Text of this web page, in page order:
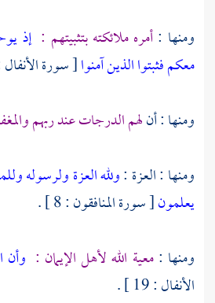
ومنها :أمره ملائكته بتثبيتهم : إذ
معكم فثبتوا الذين آمنوا[ سورة الأنفال : 12
ومنها : أنلهم الدرجات عند ربهم
ومنها : العزة :ولله العزة ولرسوله
يعلمون[ سورة المنافقون : 8 ] .
ومنها :معية الله لأهل الإيمان : وأن
الأنفال : 19 ] .